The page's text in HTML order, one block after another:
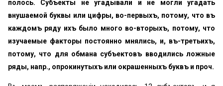
полось.
Субъекты не угадывали и не могли угадать
внушаемой буквы или цифры, во-первыхъ, потому, что въ
каждомъ ряду ихъ было много во-вторыхъ, потому, что
изучаемые факторы постоянно мѣнялись, и, въ-третьихъ,
потому, что для обмана субъектовъ вводились ложные
ряды, напр., опрокинутыхъ или окрашенныхъ буквъ и проч.